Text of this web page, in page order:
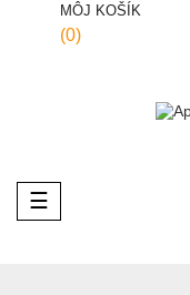
MÔJ KOŠÍK
(0)
Toggle
navigation
☰